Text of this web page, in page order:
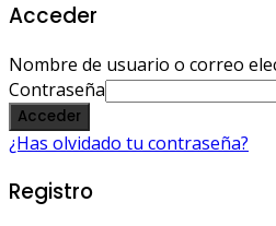
Acceder
Nombre de usuario o correo
Contraseña
Acceder
¿Has olvidado tu contraseña?
Registro